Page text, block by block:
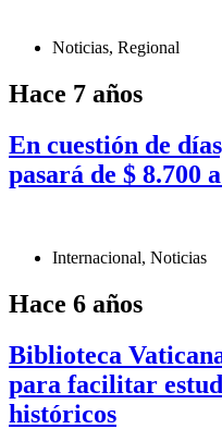
Noticias, Regional
Hace 7 años
En cuestión de
pasará de $ 8.700
Internacional, Noticias
Hace 6 años
Biblioteca
para facilitar
históricos